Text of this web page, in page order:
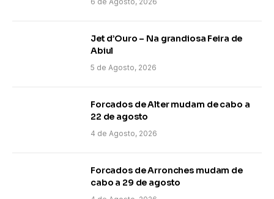
Jet d’Ouro – Na grandiosa Feira de
Abiul
5 de Agosto, 2026
Forcados de Alter mudam de cabo a
22 de agosto
4 de Agosto, 2026
Forcados de Arronches mudam de
cabo a 29 de agosto